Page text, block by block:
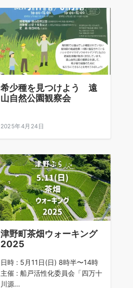
希少種を見つけよう 遠
山自然公園観察会
2025年4月24日
津野町茶畑ウォーキング
2025
日時 : 5月11日(日) 8時半〜14時
主催 : 船戸活性化委員会「四万十
川源...